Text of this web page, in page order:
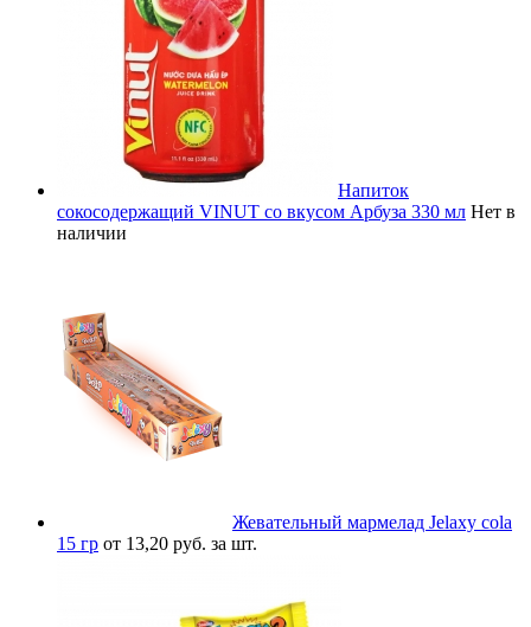
Напиток
сокосодержащий VINUT со вкусом Арбуза 330 мл Нет в
наличии
Жевательный мармелад Jelaxy cola
15 гр от 13,20 руб. за шт.